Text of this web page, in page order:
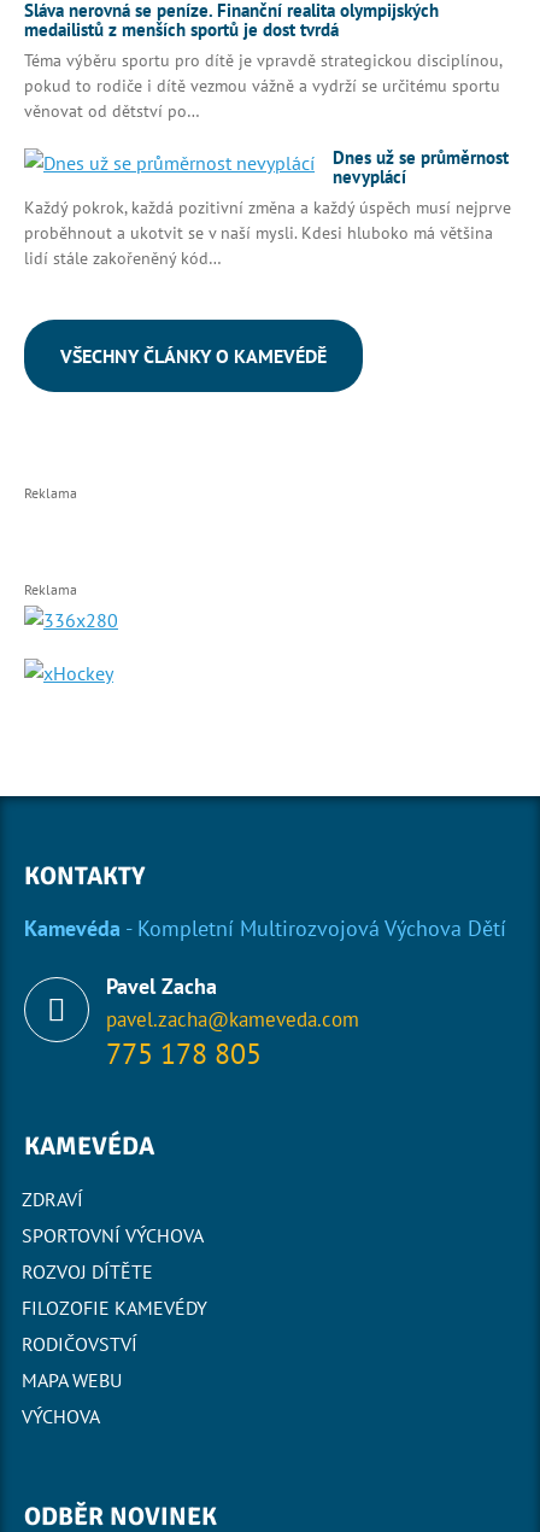
Sláva nerovná se peníze. Finanční realita olympijských
medailistů z menších sportů je dost tvrdá
Téma výběru sportu pro dítě je vpravdě strategickou disciplínou,
pokud to rodiče i dítě vezmou vážně a vydrží se určitému sportu
věnovat od dětství po…
Dnes už se průměrnost
nevyplácí
Každý pokrok, každá pozitivní změna a každý úspěch musí nejprve
proběhnout a ukotvit se v naší mysli. Kdesi hluboko má většina
lidí stále zakořeněný kód…
VŠECHNY ČLÁNKY O KAMEVÉDĚ
Reklama
Reklama
KONTAKTY
Kamevéda - Kompletní Multirozvojová Výchova Dětí
Pavel Zacha
pavel.zacha@kameveda.com
775 178 805
KAMEVÉDA
ZDRAVÍ
SPORTOVNÍ VÝCHOVA
ROZVOJ DÍTĚTE
FILOZOFIE KAMEVÉDY
RODIČOVSTVÍ
MAPA WEBU
VÝCHOVA
ODBĚR NOVINEK